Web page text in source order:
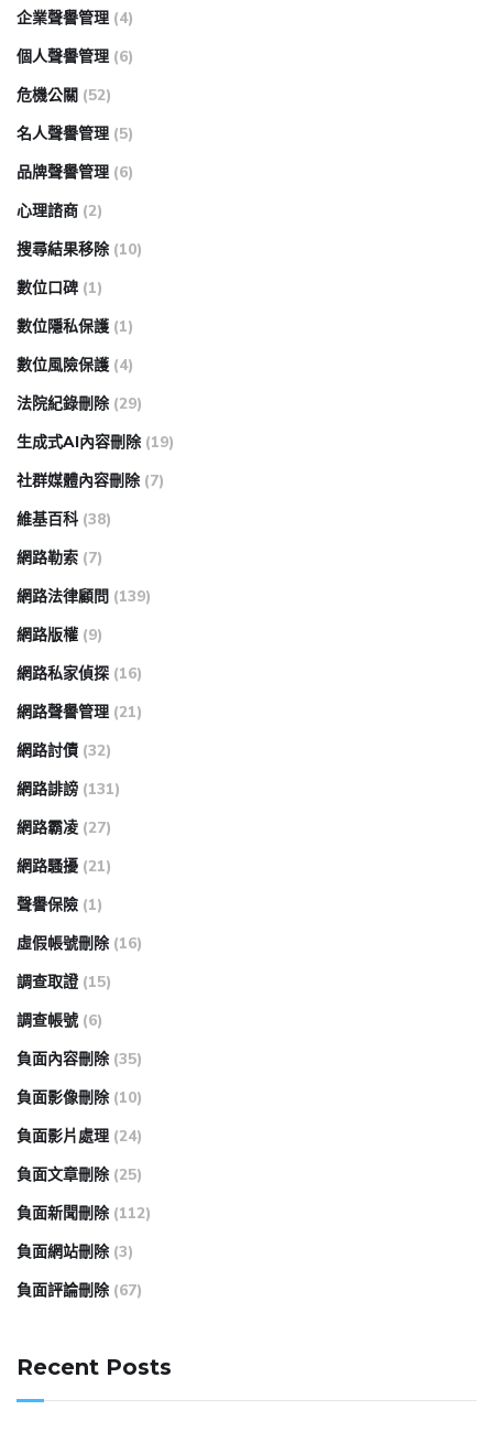
企業聲譽管理 (4)
個人聲譽管理 (6)
危機公關 (52)
名人聲譽管理 (5)
品牌聲譽管理 (6)
心理諮商 (2)
搜尋結果移除 (10)
數位口碑 (1)
數位隱私保護 (1)
數位風險保護 (4)
法院紀錄刪除 (29)
生成式AI內容刪除 (19)
社群媒體內容刪除 (7)
維基百科 (38)
網路勒索 (7)
網路法律顧問 (139)
網路版權 (9)
網路私家偵探 (16)
網路聲譽管理 (21)
網路討債 (32)
網路誹謗 (131)
網路霸凌 (27)
網路騷擾 (21)
聲譽保險 (1)
虛假帳號刪除 (16)
調查取證 (15)
調查帳號 (6)
負面內容刪除 (35)
負面影像刪除 (10)
負面影片處理 (24)
負面文章刪除 (25)
負面新聞刪除 (112)
負面網站刪除 (3)
負面評論刪除 (67)
Recent Posts